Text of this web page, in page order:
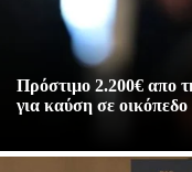
Πρόστιμο 2.200€ απο
για καύση σε οικόπεδο